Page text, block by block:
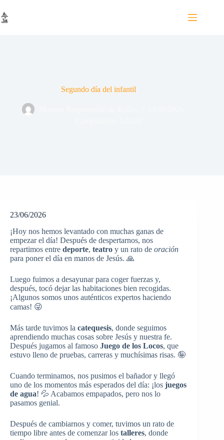
al
contenido
Segundo día del infantil
23/06/2026
¡Hoy nos hemos levantado con muchas ganas de
empezar el día! Después de despertarnos, nos
repartimos entre deporte, teatro y un rato de oración
para poner el día en manos de Jesús. 🙏
Luego fuimos a desayunar para coger fuerzas y,
después, tocó dejar las habitaciones bien recogidas.
¡Algunos somos unos auténticos expertos haciendo
camas! 😜
Más tarde tuvimos la catequesis, donde seguimos
aprendiendo muchas cosas sobre Jesús y nuestra fe.
Después jugamos al famoso Juego de los Locos, que
estuvo lleno de pruebas, carreras y muchísimas risas. 🤪
Cuando terminamos, nos pusimos el bañador y llegó
uno de los momentos más esperados del día: ¡los juegos
de agua! 💦 Acabamos empapados, pero nos lo
pasamos genial.
Después de cambiarnos y comer, tuvimos un rato de
tiempo libre antes de comenzar los talleres, donde